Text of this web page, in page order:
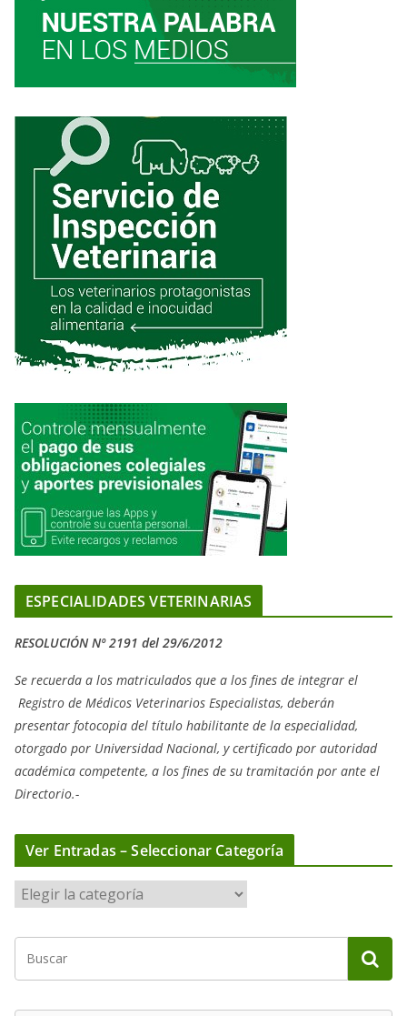
ESPECIALIDADES VETERINARIAS
RESOLUCIÓN Nº 2191 del 29/6/2012
Se recuerda a los matriculados que a los fines de integrar el
Registro de Médicos Veterinarios Especialistas, deberán
presentar fotocopia del título habilitante de la especialidad,
otorgado por Universidad Nacional, ycertificado por autoridad
académica competente, a los fines de su tramitación por ante el
Directorio.-
Ver Entradas – Seleccionar Categoría
e
r
n